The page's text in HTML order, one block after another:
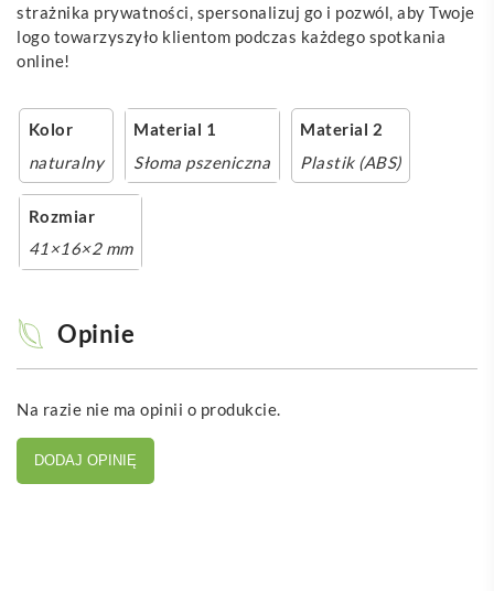
strażnika prywatności, spersonalizuj go i pozwól, aby Twoje
logo towarzyszyło klientom podczas każdego spotkania
online!
Kolor
naturalny
Material 1
Słoma pszeniczna
Material 2
Plastik (ABS)
Rozmiar
41×16×2 mm
Opinie
Na razie nie ma opinii o produkcie.
DODAJ OPINIĘ